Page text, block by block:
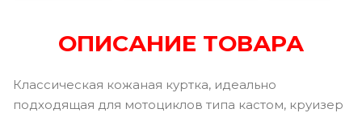
ОПИСАНИЕ ТОВАРА
Классическая кожаная куртка, идеально
подходящая для мотоциклов типа кастом, круизер